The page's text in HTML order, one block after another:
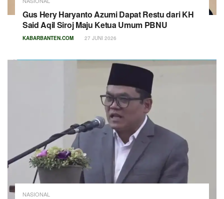
Gus Hery Haryanto Azumi Dapat Restu dari KH
Said Aqil Siroj Maju Ketua Umum PBNU
KABARBANTEN.COM 27 JUNI 2026
NASIONAL